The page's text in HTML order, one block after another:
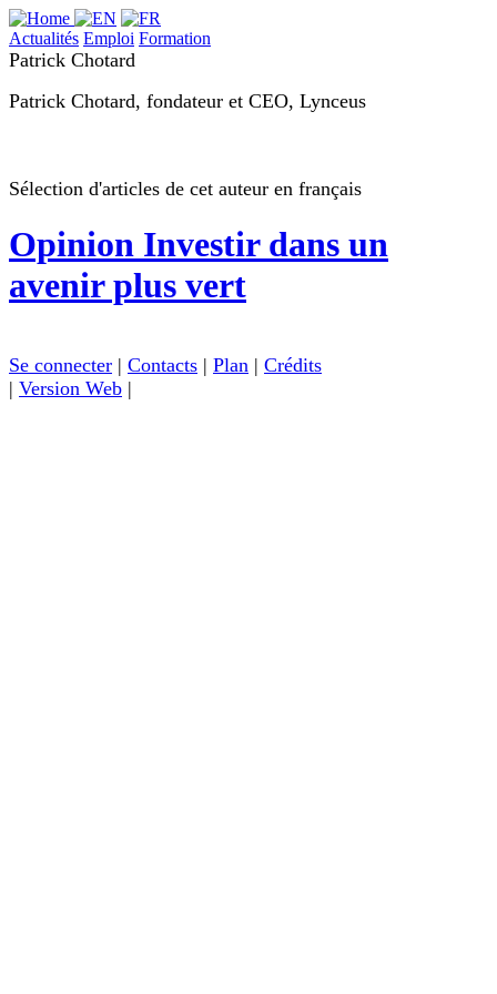
Actualités Emploi Formation
Patrick Chotard
Patrick Chotard, fondateur et CEO, Lynceus
Sélection d'articles de cet auteur en français
Opinion Investir dans un
avenir plus vert
Se connecter | Contacts | Plan | Crédits
| Version Web |